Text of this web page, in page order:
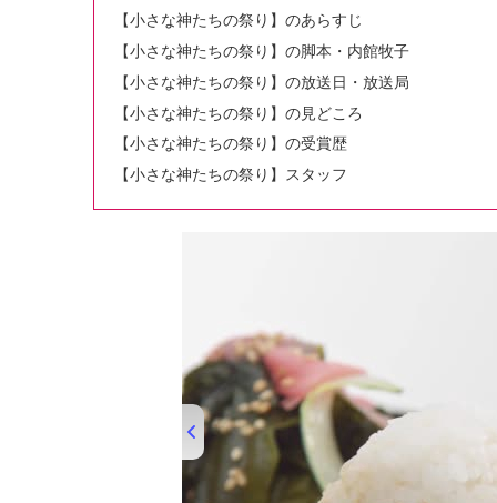
【小さな神たちの祭り】のあらすじ
【小さな神たちの祭り】の脚本・内館牧子
【小さな神たちの祭り】の放送日・放送局
【小さな神たちの祭り】の見どころ
【小さな神たちの祭り】の受賞歴
【小さな神たちの祭り】スタッフ